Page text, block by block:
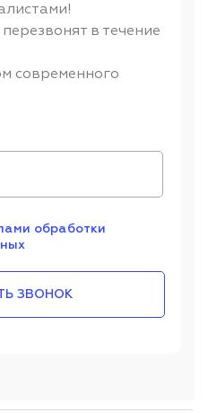
в течение
современного
обработки
ЗВОНОК